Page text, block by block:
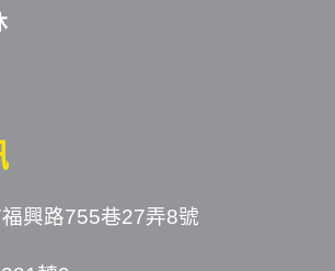
興路755巷27弄8號